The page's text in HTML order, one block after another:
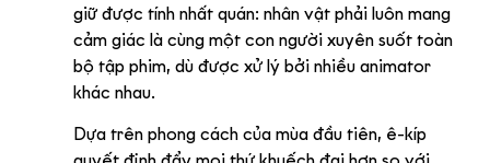
giữ được tính nhất quán: nhân vật phải luôn mang
cảm giác là cùng một con người xuyên suốt toàn
bộ tập phim, dù được xử lý bởi nhiều animator
khác nhau.
Dựa trên phong cách của mùa đầu tiên, ê-kíp